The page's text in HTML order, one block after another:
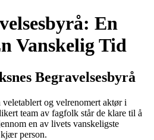
En
Vanskelig Tid
Begravelsesbyrå
og velrenomert aktør i
team av fagfolk står de klare til å
en av livets vanskeligste
kjær person.